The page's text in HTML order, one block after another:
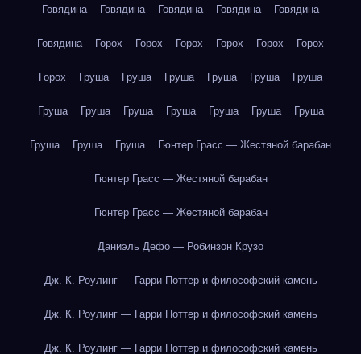
Говядина Говядина Говядина Говядина Говядина
Говядина Горох Горох Горох Горох Горох Горох
Горох Груша Груша Груша Груша Груша Груша
Груша Груша Груша Груша Груша Груша Груша
Груша Груша Груша Гюнтер Грасс — Жестяной барабан
Гюнтер Грасс — Жестяной барабан
Гюнтер Грасс — Жестяной барабан
Даниэль Дефо — Робинзон Крузо
Дж. К. Роулинг — Гарри Поттер и философский камень
Дж. К. Роулинг — Гарри Поттер и философский камень
Дж. К. Роулинг — Гарри Поттер и философский камень